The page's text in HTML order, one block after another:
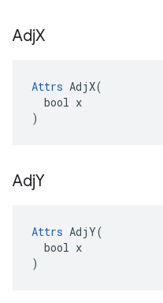
AdjX
Attrs AdjX(
  bool x
)
AdjY
Attrs AdjY(
  bool x
)